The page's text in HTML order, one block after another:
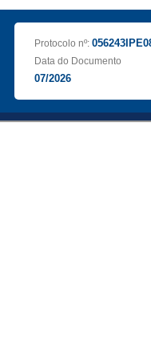
Protocolo nº:
Data do Documento
07/2026